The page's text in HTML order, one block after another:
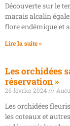
Découverte sur le
marais alcalin
flore endémique et
Lire la suite »
Les orchidées
réservation »
26 février 2024
Les orchidées
les coteaux et